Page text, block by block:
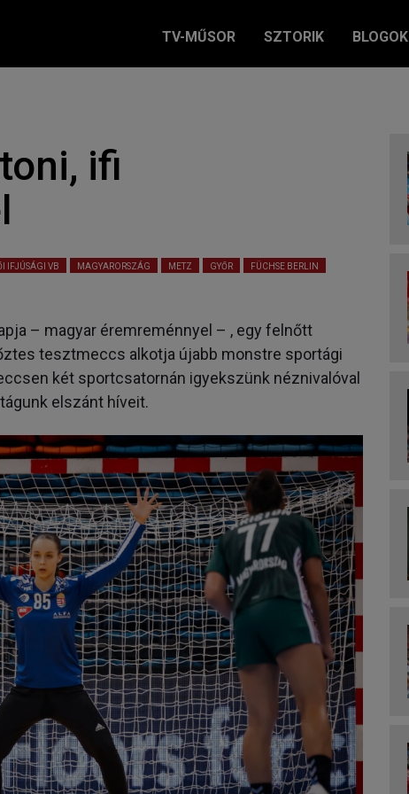
TV-MŰSOR SZTORIK BLOGOK
ifi
IFJÚSÁGI VB MAGYARORSZÁG METZ GYŐR FÜCHSE BERLIN
– magyar éremreménnyel – , egy felnőtt
tesztmeccs alkotja újabb monstre sportági
két sportcsatornán igyekszünk néznivalóval
elszánt híveit.